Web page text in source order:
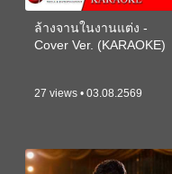
ล้างจานในงานแต่ง -
Cover Ver. (KARAOKE)
27 views • 03.08.2569